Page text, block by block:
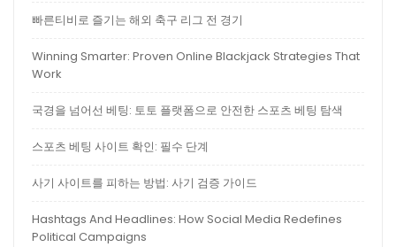
빠른티비로 즐기는 해외 축구 리그 전 경기
Winning Smarter: Proven Online Blackjack Strategies That
Work
국경을 넘어선 베팅: 토토 플랫폼으로 안전한 스포츠 베팅 탐색
스포츠 베팅 사이트 확인: 필수 단계
사기 사이트를 피하는 방법: 사기 검증 가이드
Hashtags And Headlines: How Social Media Redefines
Political Campaigns